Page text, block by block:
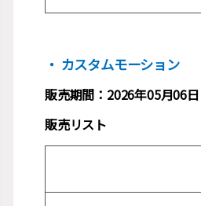
・ カスタムモーション
販売期間：2026年05月06
販売リスト